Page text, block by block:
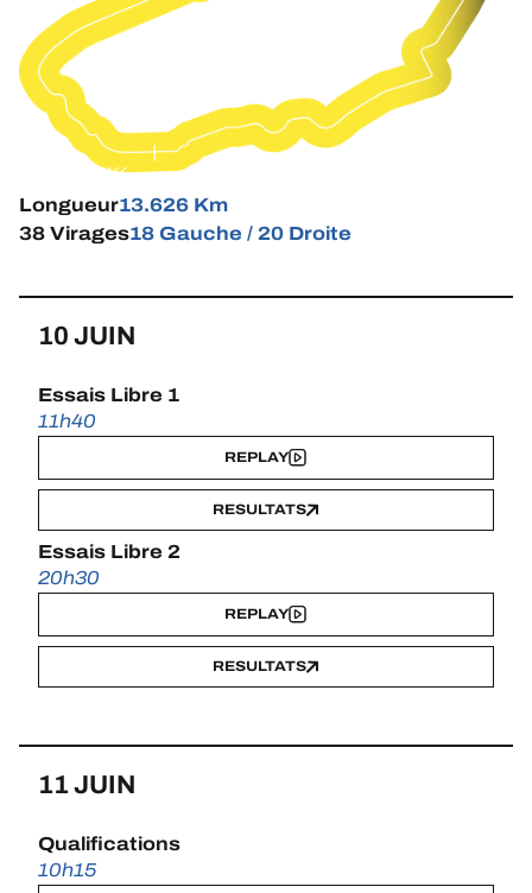
ELMS
MLMC
ALMS
10 JUIN
Essais Libre 1
11h40
REPLAY
RESULTATS
Essais Libre 2
20h30
REPLAY
RESULTATS
11 JUIN
Qualifications
10h15
Longueur13.626 Km
38 Virages18 Gauche / 20 Droite